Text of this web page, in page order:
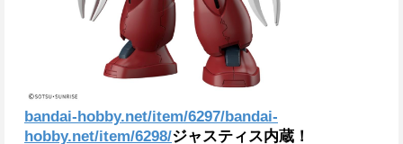
bandai-hobby.net/item/6297/bandai-
hobby.net/item/6298/ジャスティス内蔵！